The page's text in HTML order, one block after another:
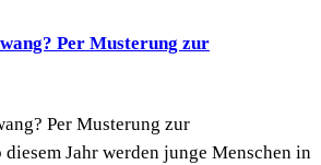
Per Musterung zur
Per Musterung zur
Jahr werden junge Menschen in